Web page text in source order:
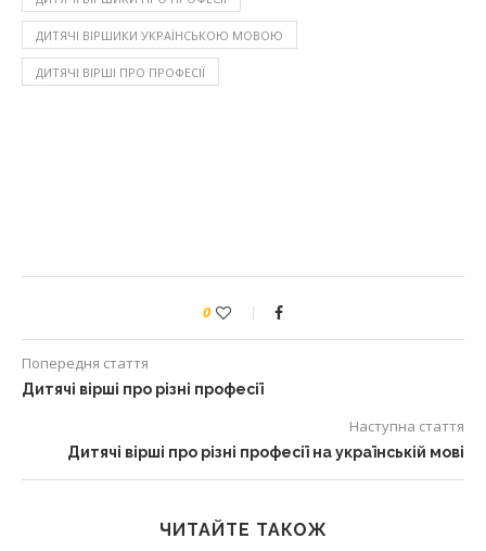
ДИТЯЧІ ВІРШИКИ УКРАЇНСЬКОЮ МОВОЮ
ДИТЯЧІ ВІРШІ ПРО ПРОФЕСІЇ
0
Попередня стаття
Дитячі вірші про різні професії
Наступна стаття
Дитячі вірші про різні професії на українській мові
ЧИТАЙТЕ ТАКОЖ